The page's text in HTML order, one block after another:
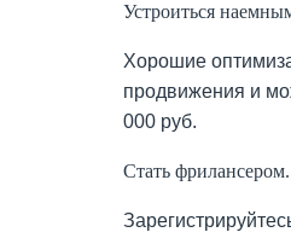
Устроиться
Хорошие
продвижения и
000 руб.
Стать фрилансером.